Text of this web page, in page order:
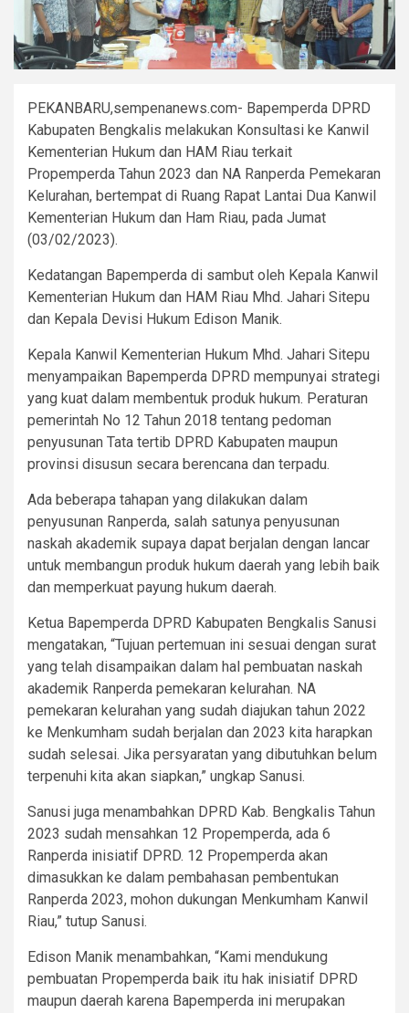
PEKANBARU,sempenanews.com- Bapemperda DPRD
Kabupaten Bengkalis melakukan Konsultasi ke Kanwil
Kementerian Hukum dan HAM Riau terkait
Propemperda Tahun 2023 dan NA Ranperda Pemekaran
Kelurahan, bertempat di Ruang Rapat Lantai Dua Kanwil
Kementerian Hukum dan Ham Riau, pada Jumat
(03/02/2023).
Kedatangan Bapemperda di sambut oleh Kepala Kanwil
Kementerian Hukum dan HAM Riau Mhd. Jahari Sitepu
dan Kepala Devisi Hukum Edison Manik.
Kepala Kanwil Kementerian Hukum Mhd. Jahari Sitepu
menyampaikan Bapemperda DPRD mempunyai strategi
yang kuat dalam membentuk produk hukum. Peraturan
pemerintah No 12 Tahun 2018 tentang pedoman
penyusunan Tata tertib DPRD Kabupaten maupun
provinsi disusun secara berencana dan terpadu.
Ada beberapa tahapan yang dilakukan dalam
penyusunan Ranperda, salah satunya penyusunan
naskah akademik supaya dapat berjalan dengan lancar
untuk membangun produk hukum daerah yang lebih baik
dan memperkuat payung hukum daerah.
Ketua Bapemperda DPRD Kabupaten Bengkalis Sanusi
mengatakan, “Tujuan pertemuan ini sesuai dengan surat
yang telah disampaikan dalam hal pembuatan naskah
akademik Ranperda pemekaran kelurahan. NA
pemekaran kelurahan yang sudah diajukan tahun 2022
ke Menkumham sudah berjalan dan 2023 kita harapkan
sudah selesai. Jika persyaratan yang dibutuhkan belum
terpenuhi kita akan siapkan,” ungkap Sanusi.
Sanusi juga menambahkan DPRD Kab. Bengkalis Tahun
2023 sudah mensahkan 12 Propemperda, ada 6
Ranperda inisiatif DPRD. 12 Propemperda akan
dimasukkan ke dalam pembahasan pembentukan
Ranperda 2023, mohon dukungan Menkumham Kanwil
Riau,” tutup Sanusi.
Edison Manik menambahkan, “Kami mendukung
pembuatan Propemperda baik itu hak inisiatif DPRD
maupun daerah karena Bapemperda ini merupakan